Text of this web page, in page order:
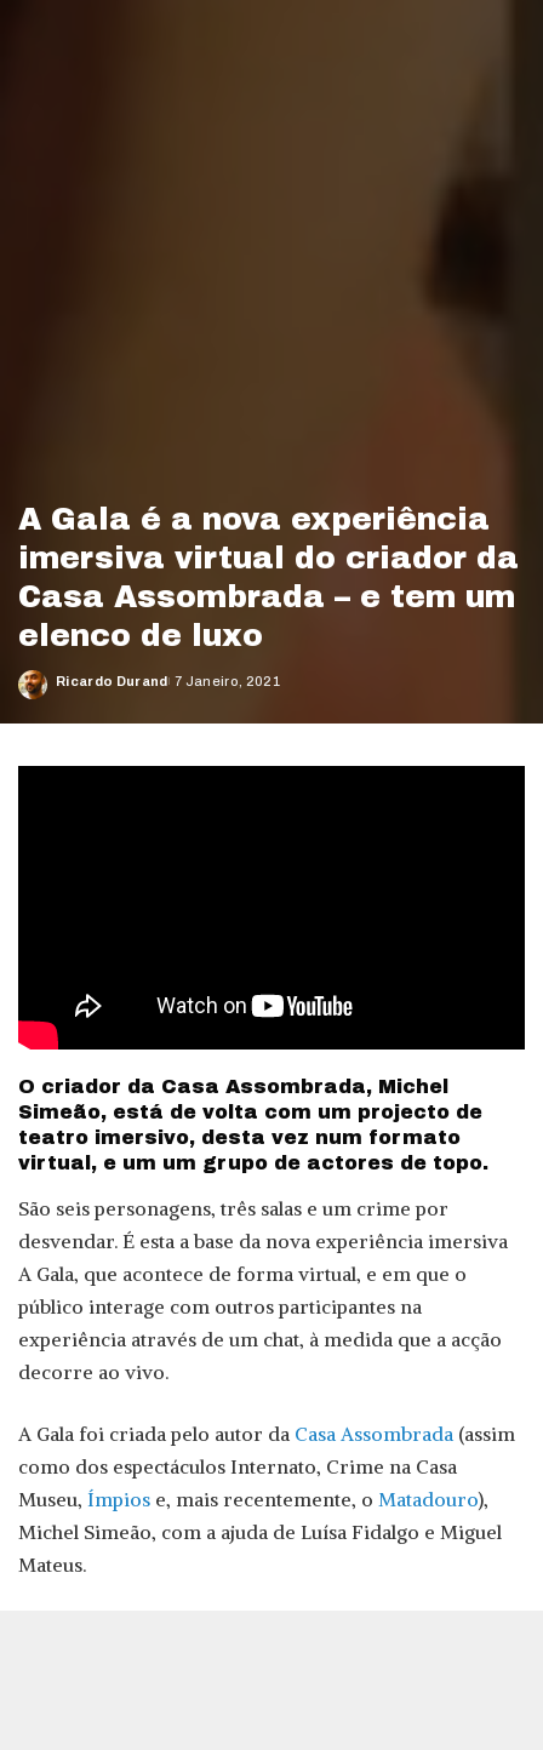
A Gala é a nova experiência
imersiva virtual do criador da
Casa Assombrada – e tem um
elenco de luxo
Posted
Ricardo Durand 7 Janeiro, 2021
O criador da Casa Assombrada, Michel
Simeão, está de volta com um projecto de
teatro imersivo, desta vez num formato
virtual, e um um grupo de actores de topo.
São seis personagens, três salas e um crime por
desvendar. É esta a base da nova experiência imersiva
A Gala, que acontece de forma virtual, e em que o
público interage com outros participantes na
experiência através de um chat, à medida que a acção
decorre ao vivo.
A Gala foi criada pelo autor da Casa Assombrada (assim
como dos espectáculos Internato, Crime na Casa
Museu, Ímpios e, mais recentemente, o Matadouro),
Michel Simeão, com a ajuda de Luísa Fidalgo e Miguel
Mateus.